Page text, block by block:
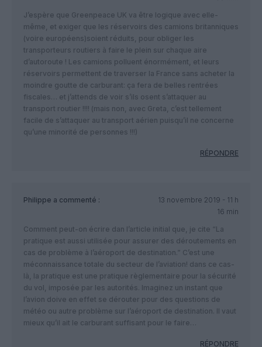
J’espère que Greenpeace UK va être logique avec elle-
même, et exiger que les réservoirs des camions britanniques
(voire européens)soient réduits, pour obliger les
transporteurs routiers à faire le plein sur chaque aire
d’autoroute ! Les camions polluent énormément, et leurs
réservoirs permettent de traverser la France sans acheter la
moindre goutte de carburant: ça fera de belles rentrées
fiscales… et j’attends de voir s’ils osent s’attaquer au
transport routier !!!! (mais non, avec Greta, c’est tellement
facile de s’attaquer au transport aérien puisqu’il ne concerne
qu’une minorité de personnes !!!)
RÉPONDRE
Philippe a commenté :
13 novembre 2019 - 11 h
16 min
Comment peut-on écrire dan l’article initial que, je cite “La
pratique est aussi utilisée pour assurer des déroutements en
cas de problème à l’aéroport de destination.” C’est une
méconnaissance totale du secteur de l’aviation! dans ce cas-
là, la pratique est une pratique règlementaire pour la sécurité
du vol, imposée par les autorités. Imaginez un instant que
l’avion doive en effet se dérouter pour des questions de
météo ou autre problème sur l’aéroport de destination. Il vaut
mieux qu’il ait le carburant suffisant pour le faire…
RÉPONDRE